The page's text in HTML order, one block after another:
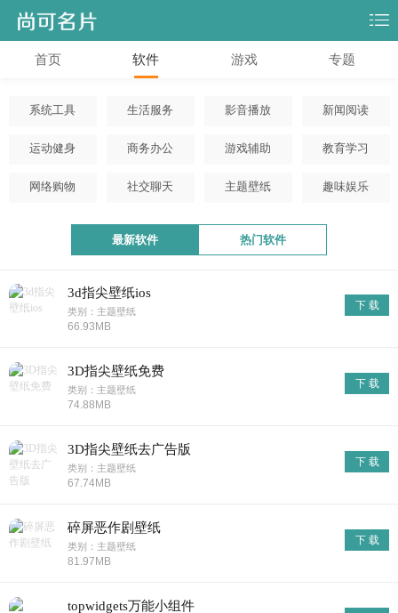
首页 软件 游戏 专题
系统工具 生活服务 影音播放 新闻阅读
运动健身 商务办公 游戏辅助 教育学习
网络购物 社交聊天 主题壁纸 趣味娱乐
最新软件 热门软件
3d指尖壁纸ios
类别：主题壁纸
66.93MB
下 载
3D指尖壁纸免费
类别：主题壁纸
74.88MB
下 载
3D指尖壁纸去广告版
类别：主题壁纸
67.74MB
下 载
碎屏恶作剧壁纸
类别：主题壁纸
81.97MB
下 载
topwidgets万能小组件